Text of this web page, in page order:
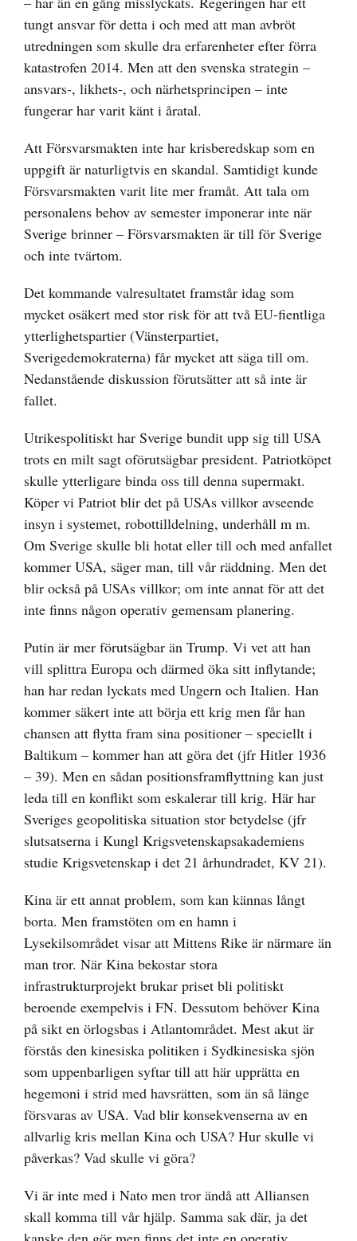
tungt ansvar för detta i och med att man avbröt
utredningen som skulle dra erfarenheter efter förra
katastrofen 2014. Men att den svenska strategin –
ansvars-, likhets-, och närhetsprincipen – inte
fungerar har varit känt i åratal.
Att Försvarsmakten inte har krisberedskap som en
uppgift är naturligtvis en skandal. Samtidigt kunde
Försvarsmakten varit lite mer framåt. Att tala om
personalens behov av semester imponerar inte när
Sverige brinner – Försvarsmakten är till för Sverige
och inte tvärtom.
Det kommande valresultatet framstår idag som
mycket osäkert med stor risk för att två EU-fientliga
ytterlighetspartier (Vänsterpartiet,
Sverigedemokraterna) får mycket att säga till om.
Nedanstående diskussion förutsätter att så inte är
fallet.
Utrikespolitiskt har Sverige bundit upp sig till USA
trots en milt sagt oförutsägbar president. Patriotköpet
skulle ytterligare binda oss till denna supermakt.
Köper vi Patriot blir det på USAs villkor avseende
insyn i systemet, robottilldelning, underhåll m m.
Om Sverige skulle bli hotat eller till och med anfallet
kommer USA, säger man, till vår räddning. Men det
blir också på USAs villkor; om inte annat för att det
inte finns någon operativ gemensam planering.
Putin är mer förutsägbar än Trump. Vi vet att han
vill splittra Europa och därmed öka sitt inflytande;
han har redan lyckats med Ungern och Italien. Han
kommer säkert inte att börja ett krig men får han
chansen att flytta fram sina positioner – speciellt i
Baltikum – kommer han att göra det (jfr Hitler 1936
– 39). Men en sådan positionsframflyttning kan just
leda till en konflikt som eskalerar till krig. Här har
Sveriges geopolitiska situation stor betydelse (jfr
slutsatserna i Kungl Krigsvetenskapsakademiens
studie Krigsvetenskap i det 21 århundradet, KV 21).
Kina är ett annat problem, som kan kännas långt
borta. Men framstöten om en hamn i
Lysekilsområdet visar att Mittens Rike är närmare än
man tror. När Kina bekostar stora
infrastrukturprojekt brukar priset bli politiskt
beroende exempelvis i FN. Dessutom behöver Kina
på sikt en örlogsbas i Atlantområdet. Mest akut är
förstås den kinesiska politiken i Sydkinesiska sjön
som uppenbarligen syftar till att här upprätta en
hegemoni i strid med havsrätten, som än så länge
försvaras av USA. Vad blir konsekvenserna av en
allvarlig kris mellan Kina och USA? Hur skulle vi
påverkas? Vad skulle vi göra?
Vi är inte med i Nato men tror ändå att Alliansen
skall komma till vår hjälp. Samma sak där, ja det